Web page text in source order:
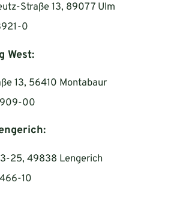
Straße 13, 89077 Ulm
0
West:
13, 56410 Montabaur
00
25, 49838 Lengerich
10